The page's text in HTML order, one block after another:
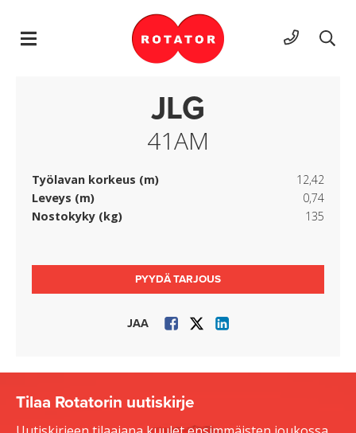
JLG
41AM
Työlavan korkeus (m)
12,42
Leveys (m)
0,74
Nostokyky (kg)
135
PYYDÄ TARJOUS
JAA
Tilaa Rotatorin uutiskirje